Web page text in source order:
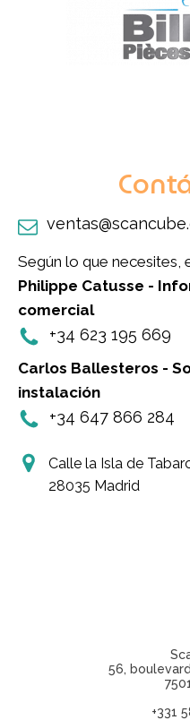
Según lo que necesites,
Philippe Catusse -
comercial
+34 623 195 669
Carlos Ballesteros -
instalación
+34 647 866 284
Calle la Isla de
28035 Madrid
56,
+331